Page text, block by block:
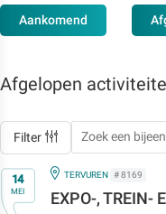
Aankomend
Afgelopen
Filter
Op14
MEI
IN
TERVUREN # 8169
EXPO-, TREIN-